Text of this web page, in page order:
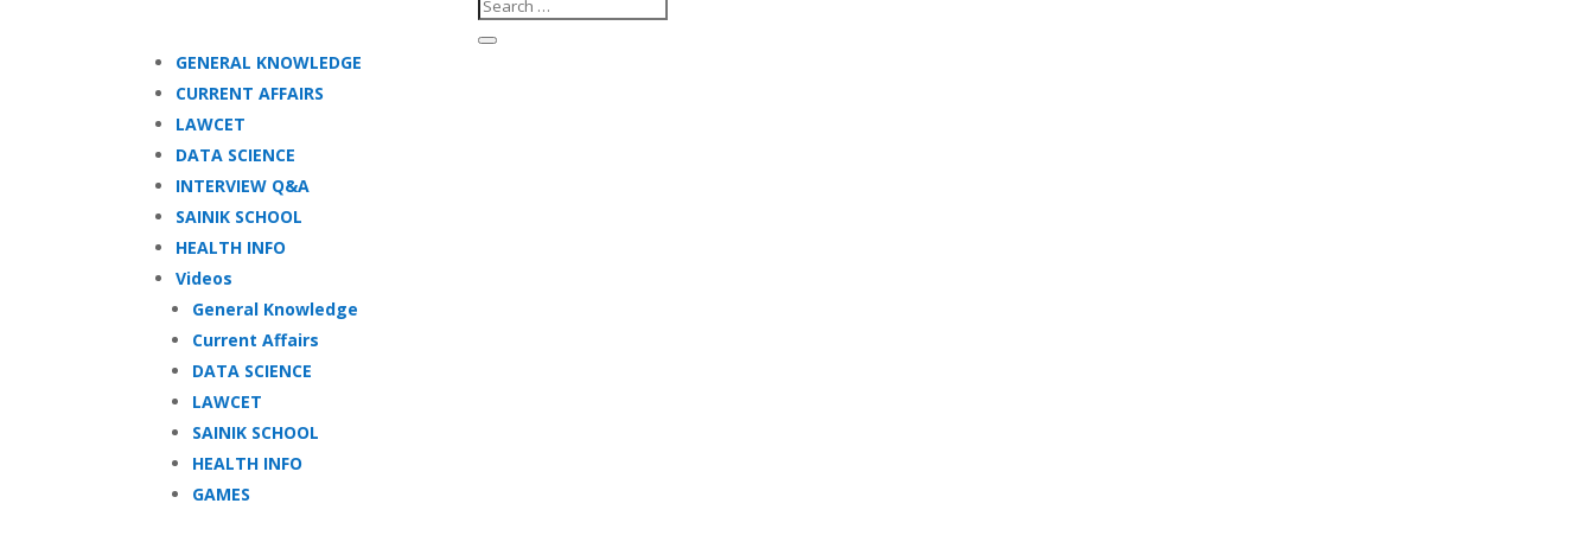
GENERAL KNOWLEDGE
CURRENT AFFAIRS
LAWCET
DATA SCIENCE
INTERVIEW Q&A
SAINIK SCHOOL
HEALTH INFO
Videos
General Knowledge
Current Affairs
DATA SCIENCE
LAWCET
SAINIK SCHOOL
HEALTH INFO
GAMES